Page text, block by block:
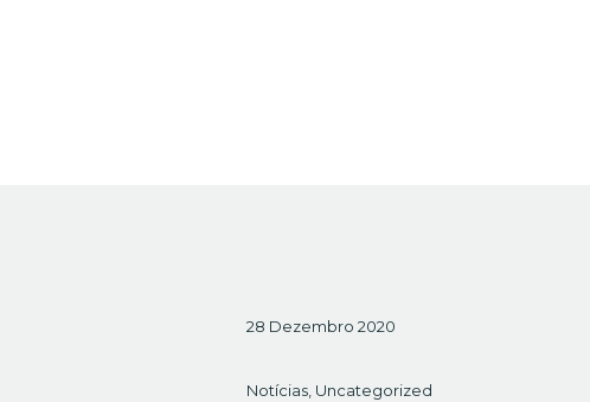
28 Dezembro 2020
Notícias, Uncategorized